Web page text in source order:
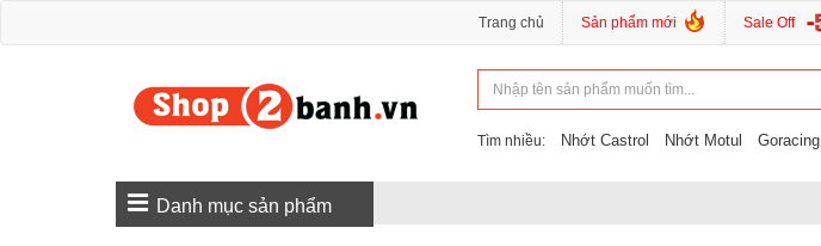
Trang chủ Sản phẩm mới Sale Off
Tìm nhiều: Nhớt Castrol Nhớt Motul Goracing
Danh mục sản phẩm